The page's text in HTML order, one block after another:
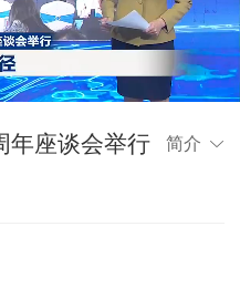
年座谈会举行
简介